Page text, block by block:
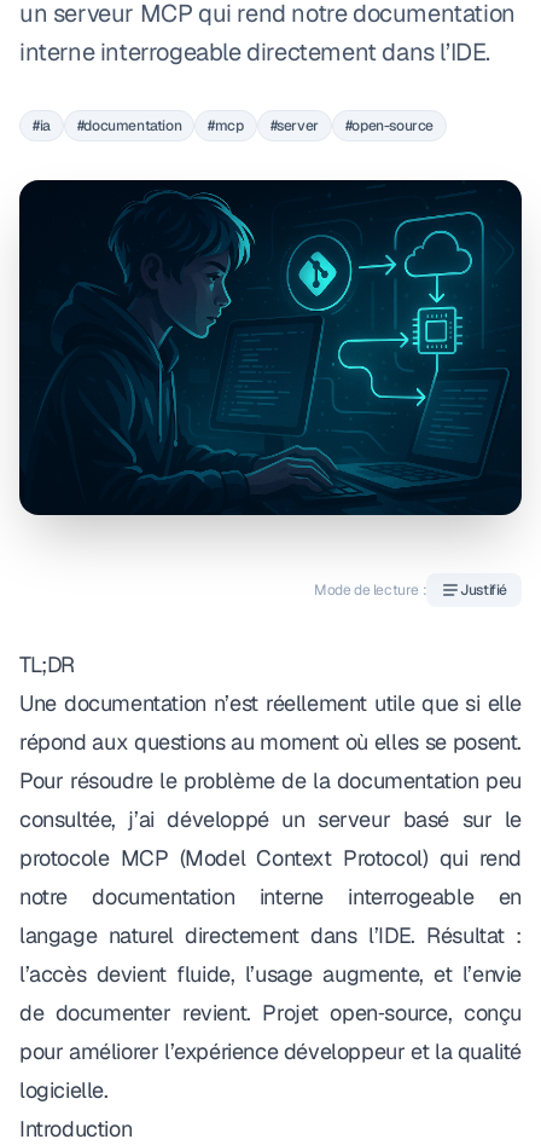
un serveur MCP qui rend notre documentation
interne interrogeable directement dans l’IDE.
#ia #documentation #mcp #server #open-source
Mode de lecture : Justifié
TL;DR
Une documentation n’est réellement utile que si elle
répond aux questions au moment où elles se posent.
Pour résoudre le problème de la documentation peu
consultée, j’ai développé un serveur basé sur le
protocole MCP (Model Context Protocol) qui rend
notre documentation interne interrogeable en
langage naturel directement dans l’IDE. Résultat :
l’accès devient fluide, l’usage augmente, et l’envie
de documenter revient. Projet open‑source, conçu
pour améliorer l’expérience développeur et la qualité
logicielle.
Introduction